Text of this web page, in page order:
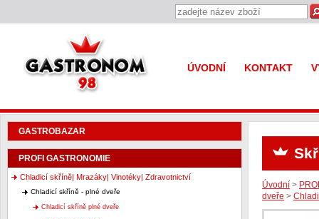
ÚVODNÍ KONTAKT
GASTROBAZAR
PROFI GASTRONOMIE
Chladicí skříně| Mrazáky| Vinotéky| Zdravotnictví
Chladicí skříně - plné dveře
Chladicí skříně plné dveře
Úvodní >
dveře >